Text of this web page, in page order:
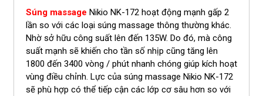
Súng massage Nikio NK-172 hoạt động mạnh gấp 2
lần so với các loại súng massage thông thường khác.
Nhờ sở hữu công suất lên đến 135W. Do đó, mà công
suất mạnh sẽ khiến cho tần số nhịp cũng tăng lên
1800 đến 3400 vòng / phút nhanh chóng giúp kích hoạt
vùng điều chỉnh. Lực của súng massage Nikio NK-172
sẽ phù hợp có thể tiếp cận các lớp cơ sâu hơn so với